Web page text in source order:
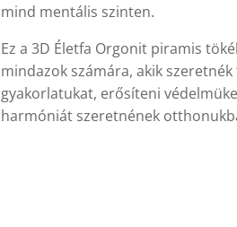
mind mentális szinten.
Ez a 3D Életfa Orgonit piramis
mindazok számára, akik
gyakorlatukat, erősíteni
harmóniát szeretnének